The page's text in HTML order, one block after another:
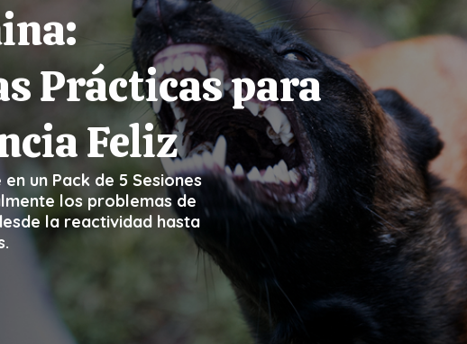
Prácticas para
Feliz
un Pack de 5 Sesiones
los problemas de
la reactividad hasta